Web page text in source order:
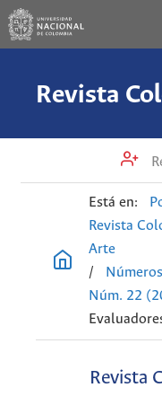
Está en:
Revista
Arte
/
Núm. 22
Revista